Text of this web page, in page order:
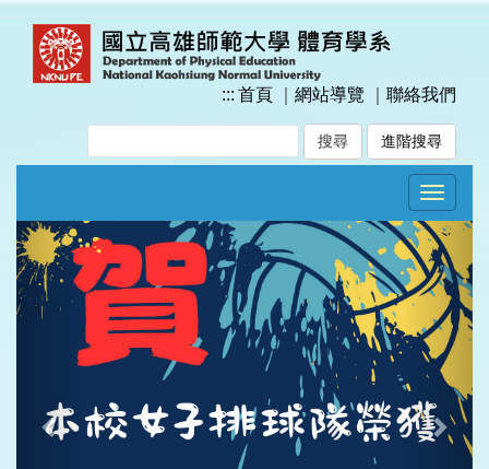
::: 首頁 網站導覽 聯絡我們
進階搜尋
Toggle
Previous Next